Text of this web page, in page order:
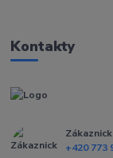
Kontakty
+420 773